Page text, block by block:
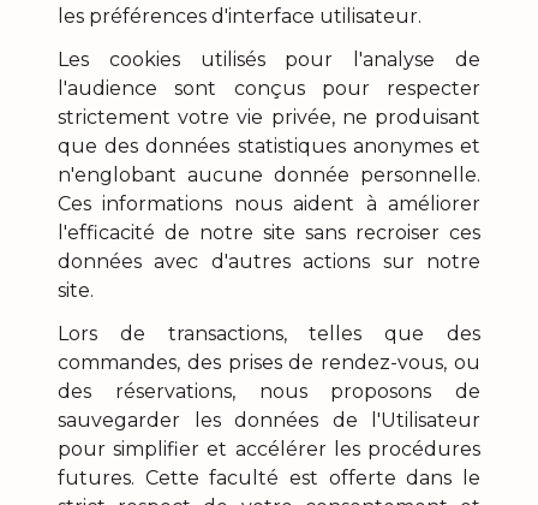
les préférences d'interface utilisateur.
Les cookies utilisés pour l'analyse de
l'audience sont conçus pour respecter
strictement votre vie privée, ne produisant
que des données statistiques anonymes et
n'englobant aucune donnée personnelle.
Ces informations nous aident à améliorer
l'efficacité de notre site sans recroiser ces
données avec d'autres actions sur notre
site.
Lors de transactions, telles que des
commandes, des prises de rendez-vous, ou
des réservations, nous proposons de
sauvegarder les données de l'Utilisateur
pour simplifier et accélérer les procédures
futures. Cette faculté est offerte dans le